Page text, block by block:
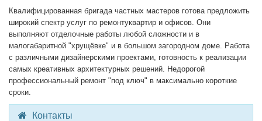
Квалифицированная бригада частных мастеров готова предложить
широкий спектр услуг по ремонтуквартир и офисов. Они
выполняют отделочные работы любой сложности и в
малогабаритной "хрущёвке" и в большом загородном доме. Работа
с различными дизайнерскими проектами, готовность к реализации
самых креативных архитектурных решений. Недорогой
профессиональный ремонт "под ключ" в максимально короткие
сроки.
Контакты